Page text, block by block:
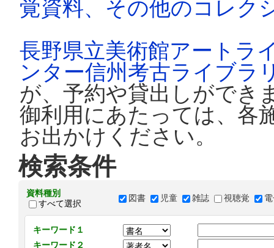
覚資料、その他のコレク
長野県立美術館アートラ
ンター信州考古ライブラ
が、予約や貸出しができ
御利用にあたっては、各
お出かけください。
検索条件
資料種別
すべて選択
図書 児童 雑誌 視聴覚
キーワード１
キーワード２